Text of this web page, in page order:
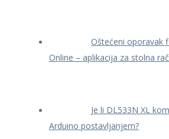
Oštećeni oporavak
Online – aplikacija za stolna
Je li DL533N XL
Arduino postavljanjem?